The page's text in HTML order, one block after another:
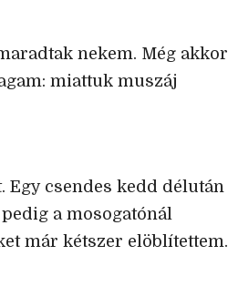
nekem. Még akkor
miattuk muszáj
Egy csendes kedd délután
a mosogatónál
már kétszer elöblítettem.